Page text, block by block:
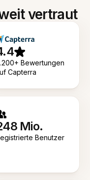
vertraut
Bewertungen
Capterra
Mio.
Benutzer